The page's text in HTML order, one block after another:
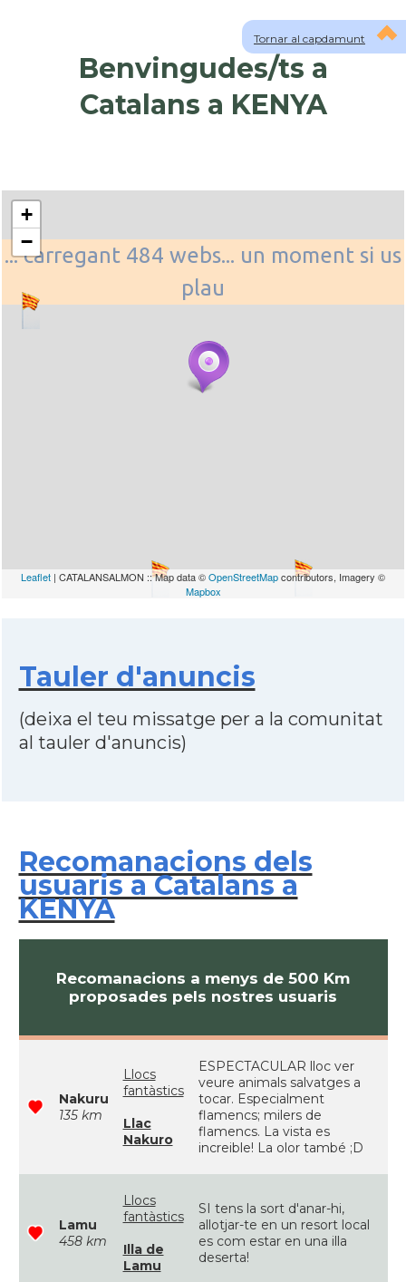
Tornar al capdamunt
Benvingudes/ts a
Catalans a KENYA
... carregant 484 webs... un moment si us
plau
+
−
Leaflet | CATALANSALMON :: Map data ©OpenStreetMapcontributors, Imagery ©
Mapbox
Tauler d'anuncis
(deixa el teu missatge per a la comunitat
al tauler d'anuncis)
Recomanacions dels
usuaris a Catalans a
KENYA
Recomanacions a menys de 500 Km
proposades pels nostres usuaris
Nakuru
135 km
Llocs
fantàstics
Llac
Nakuro
ESPECTACULAR lloc ver
veure animals salvatges a
tocar. Especialment
flamencs; milers de
flamencs. La vista es
increible! La olor també ;D
Lamu
458 km
Llocs
fantàstics
Illa de
Lamu
SI tens la sort d'anar-hi,
allotjar-te en un resort local
es com estar en una illa
deserta!